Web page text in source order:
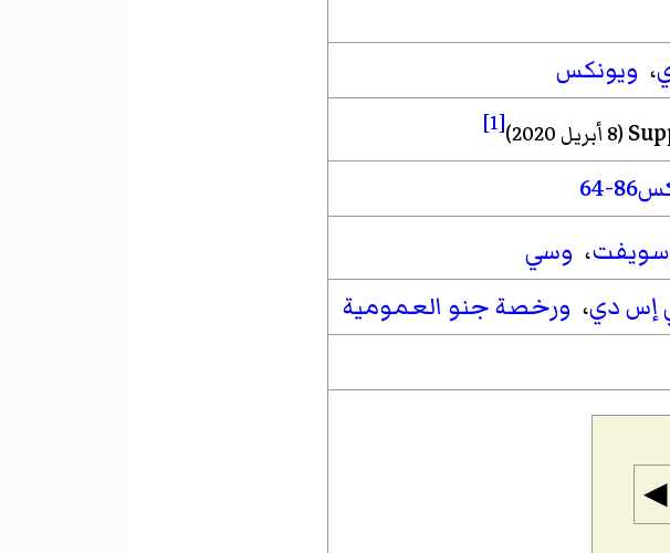
، ويونكس
(8 أبريل 2020) [1]
64
، وسي
إس دي، ورخصة جنو العمومية
◀︎